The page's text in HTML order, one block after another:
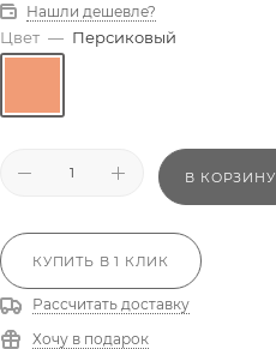
Нашли дешевле?
Цвет — Персиковый
В КОРЗИНУ
КУПИТЬ В 1 КЛИК
Рассчитать доставку
Хочу в подарок